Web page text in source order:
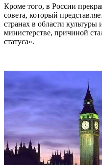
Кроме того, в России
совета, который
странах в области
министерстве, причиной
статуса».